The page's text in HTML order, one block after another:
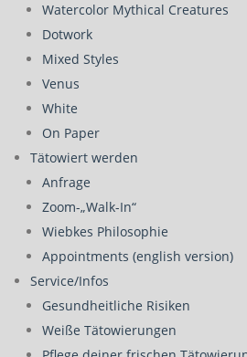
Watercolor Mythical Creatures
Dotwork
Mixed Styles
Venus
White
On Paper
Tätowiert werden
Anfrage
Zoom-„Walk-In“
Wiebkes Philosophie
Appointments (english version)
Service/Infos
Gesundheitliche Risiken
Weiße Tätowierungen